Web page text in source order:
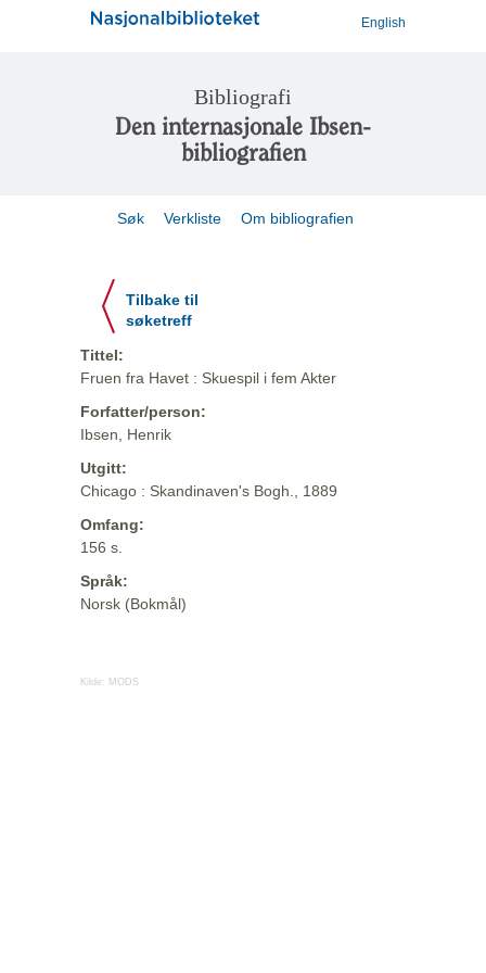
English
Bibliografi
Den internasjonale Ibsen-
bibliografien
Søk Verkliste Om bibliografien
Tilbake til
søketreff
Tittel:
Fruen fra Havet : Skuespil i fem Akter
Forfatter/person:
Ibsen, Henrik
Utgitt:
Chicago : Skandinaven's Bogh., 1889
Omfang:
156 s.
Språk:
Norsk (Bokmål)
Kilde: MODS